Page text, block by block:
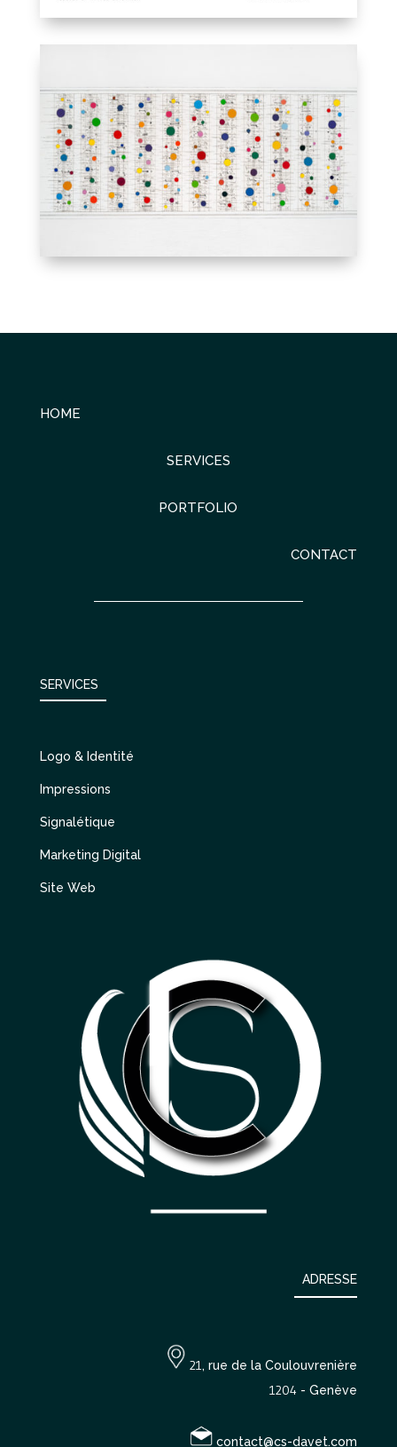
HOME
SERVICES
PORTFOLIO
CONTACT
SERVICES
Logo & Identité
Impressions
Signalétique
Marketing Digital
Site Web
ADRESSE
21, rue de la Coulouvrenière
1204 - Genève
contact@cs-davet.com